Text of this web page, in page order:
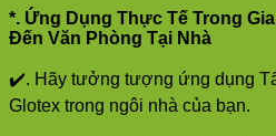
*. Ứng Dụng Thực Tế Trong
Đến Văn Phòng Tại Nhà
✔️. Hãy tưởng tượng ứng dụng
Glotex trong ngôi nhà của bạn.